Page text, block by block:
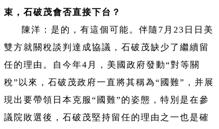
束，石破茂會否直接下台？
陳洋：是的，有這個可能。伴隨7月23日日美
雙方就關稅談判達成協議，石破茂缺少了繼續留
任的理由。自今年4月，美國政府發動“對等關
稅”以來，石破茂政府一直將其稱為“國難”，并展
現出要帶領日本克服“國難”的姿態，特別是在參
議院敗選後，石破茂堅持留任的理由之一也是確